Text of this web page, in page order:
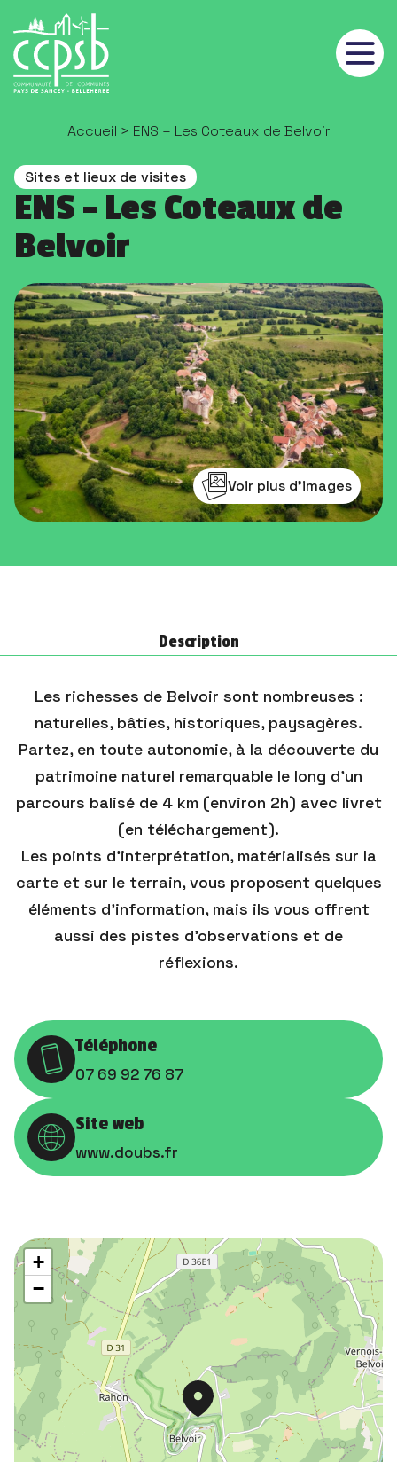
Accueil > ENS – Les Coteaux de Belvoir
Sites et lieux de visites
ENS – Les Coteaux de
Belvoir
Voir plus d'images
Description
Les richesses de Belvoir sont nombreuses :
naturelles, bâties, historiques, paysagères.
Partez, en toute autonomie, à la découverte du
patrimoine naturel remarquable le long d’un
parcours balisé de 4 km (environ 2h) avec livret
(en téléchargement).
Les points d’interprétation, matérialisés sur la
carte et sur le terrain, vous proposent quelques
éléments d’information, mais ils vous offrent
aussi des pistes d’observations et de
réflexions.
Téléphone
07 69 92 76 87
Site web
www.doubs.fr
+
−
Panneau de gestion des cookies